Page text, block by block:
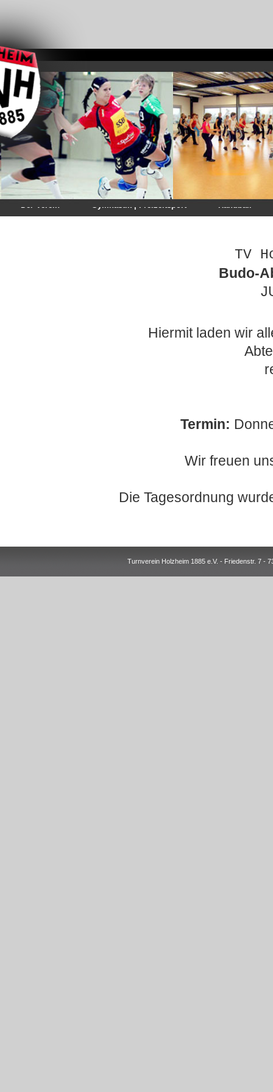
Der Verein Gymnastik | Freizeitsport Handball
TV
Budo-
Hiermit laden wir
Termin:
Wir freuen
Die Tagesordnung
Turnverein Holzheim 1885 e.V. - Friedenstr. 7 -